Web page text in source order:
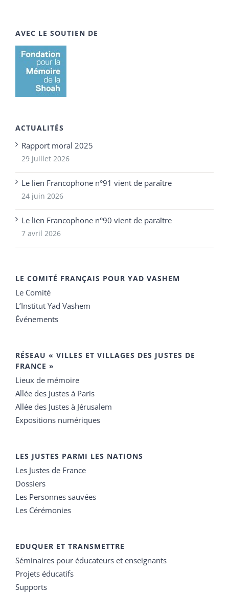
AVEC LE SOUTIEN DE
ACTUALITÉS
Rapport moral 2025
29 juillet 2026
Le lien Francophone n°91 vient de paraître
24 juin 2026
Le lien Francophone n°90 vient de paraître
7 avril 2026
LE COMITÉ FRANÇAIS POUR YAD VASHEM
Le Comité
L’Institut Yad Vashem
Événements
RÉSEAU « VILLES ET VILLAGES DES JUSTES DE
FRANCE »
Lieux de mémoire
Allée des Justes à Paris
Allée des Justes à Jérusalem
Expositions numériques
LES JUSTES PARMI LES NATIONS
Les Justes de France
Dossiers
Les Personnes sauvées
Les Cérémonies
EDUQUER ET TRANSMETTRE
Séminaires pour éducateurs et enseignants
Projets éducatifs
Supports